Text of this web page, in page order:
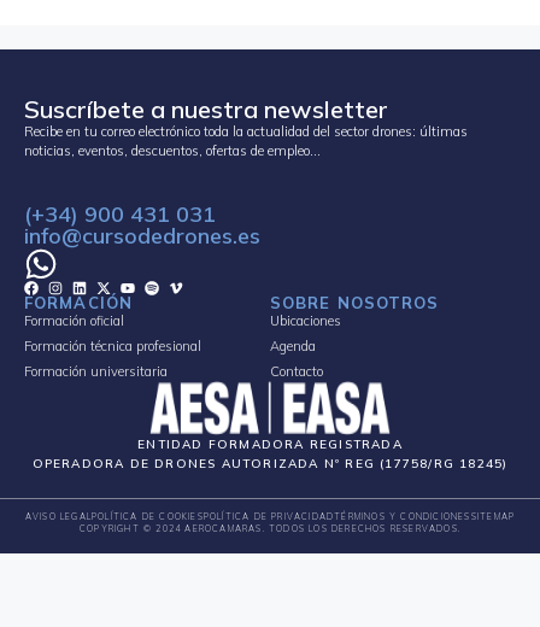
Suscríbete a nuestra newsletter
Recibe en tu correo electrónico toda la actualidad del sector drones: últimas
noticias, eventos, descuentos, ofertas de empleo…
(+34) 900 431 031
info@cursodedrones.es
FORMACIÓN
Formación oficial
Formación técnica profesional
Formación universitaria
SOBRE NOSOTROS
Ubicaciones
Agenda
Contacto
ENTIDAD FORMADORA REGISTRADA
OPERADORA DE DRONES AUTORIZADA Nº REG (17758/RG 18245)
COPYRIGHT © 2024 AEROCAMARAS. TODOS LOS DERECHOS RESERVADOS.
AVISO LEGALPOLÍTICA DE COOKIESPOLÍTICA DE PRIVACIDADTÉRMINOS Y CONDICIONES SITEMAP